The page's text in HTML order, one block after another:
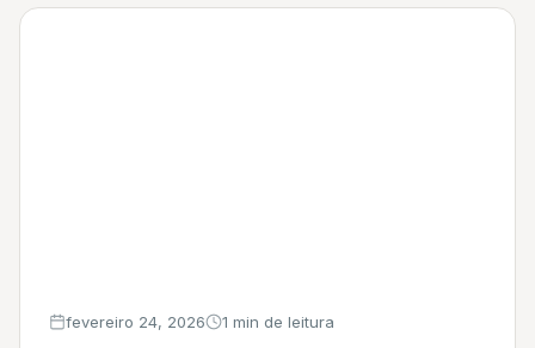
fevereiro 24, 2026 1 min de leitura